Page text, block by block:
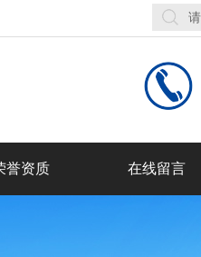
誉资质 在线留言